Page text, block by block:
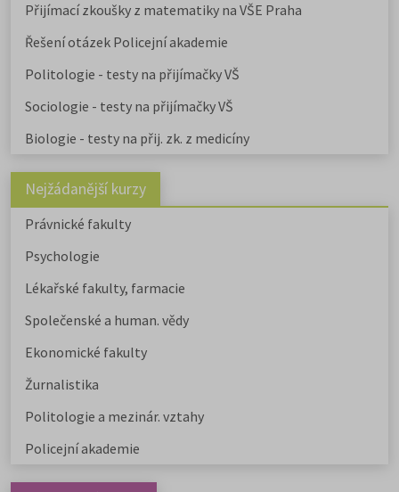
Přijímací zkoušky z matematiky na VŠE Praha
Řešení otázek Policejní akademie
Politologie - testy na přijímačky VŠ
Sociologie - testy na přijímačky VŠ
Biologie - testy na přij. zk. z medicíny
Nejžádanější kurzy
Právnické fakulty
Psychologie
Lékařské fakulty, farmacie
Společenské a human. vědy
Ekonomické fakulty
Žurnalistika
Politologie a mezinár. vztahy
Policejní akademie